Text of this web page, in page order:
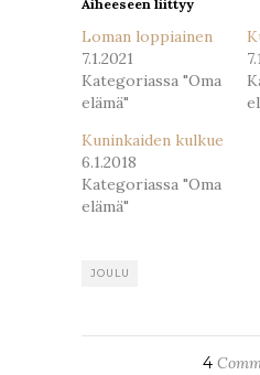
Aiheeseen liittyy
Loman loppiainen
7.1.2021
Kategoriassa "Oma
elämä"
Kuninkaiden kulkue
6.1.2018
Kategoriassa "Oma
elämä"
JOULU
4